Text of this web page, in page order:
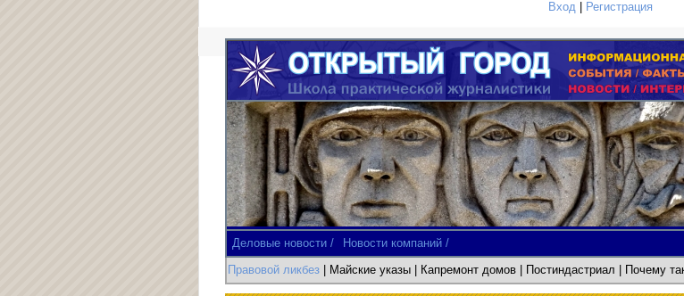
Вход| Регистрация
Деловые новости /
Новости компаний /
Правовой ликбез
| Майские указы Капремонт домов | Постиндастриал | Почему